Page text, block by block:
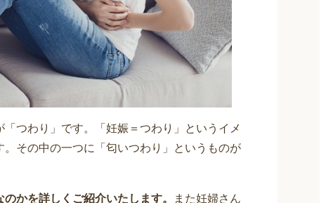
つわり」です。「妊娠＝つわり」というイメ
その中の一つに「匂いつわり」というものが
かを詳しくご紹介いたします。
また妊婦さん